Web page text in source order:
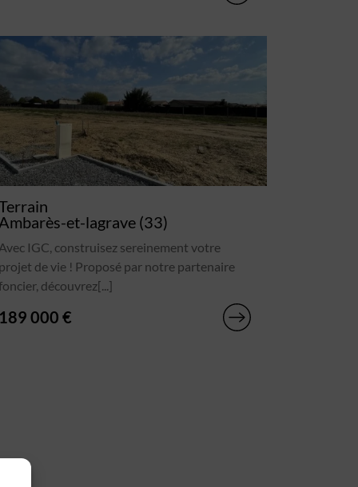
et-lagrave (33)
IGC, construisez sereinement votre
de vie ! Proposé par notre partenaire
découvrez[...]
000 €